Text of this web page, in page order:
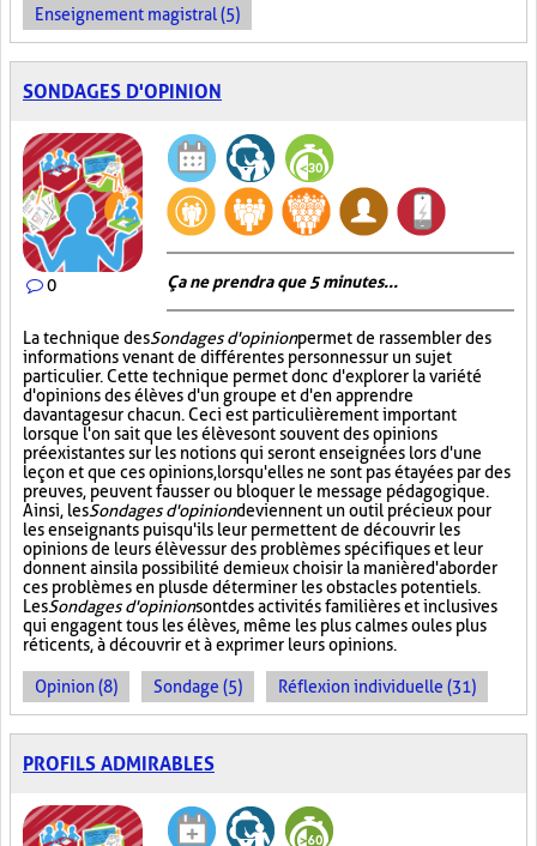
Enseignement magistral (5)
SONDAGES D'OPINION
0 Ça ne prendra que 5 minutes...
La technique desSondages d'opinionpermet de rassembler des
informations venant de différentes personnes sur un sujet
particulier. Cette technique permet donc d'explorer la variété
d'opinions des élèves d'un groupe et d'en apprendre
davantage sur chacun. Ceci est particulièrement important
lorsque l'on sait que les élèves ont souvent des opinions
préexistantes sur les notions qui seront enseignées lors d'une
leçon et que ces opinions, lorsqu'elles ne sont pas étayées par des
preuves, peuvent fausser ou bloquer le message pédagogique.
Ainsi, lesSondages d'opiniondeviennent un outil précieux pour
les enseignants puisqu'ils leur permettent de découvrir les
opinions de leurs élèves sur des problèmes spécifiques et leur
donnent ainsi la possibilité de mieux choisir la manière d'aborder
ces problèmes en plus de déterminer les obstacles potentiels.
LesSondages d'opinionsont des activités familières et inclusives
qui engagent tous les élèves, même les plus calmes ou les plus
réticents, à découvrir et à exprimer leurs opinions.
Opinion (8) Sondage (5) Réflexion individuelle (31)
PROFILS ADMIRABLES